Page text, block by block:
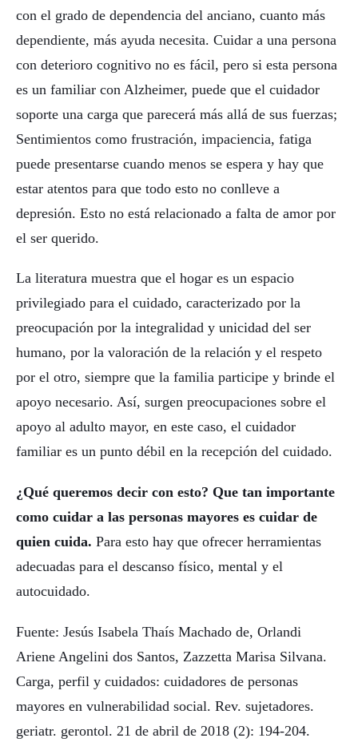
con el grado de dependencia del anciano, cuanto más
dependiente, más ayuda necesita. Cuidar a una persona
con deterioro cognitivo no es fácil, pero si esta persona
es un familiar con Alzheimer, puede que el cuidador
soporte una carga que parecerá más allá de sus fuerzas;
Sentimientos como frustración, impaciencia, fatiga
puede presentarse cuando menos se espera y hay que
estar atentos para que todo esto no conlleve a
depresión. Esto no está relacionado a falta de amor por
el ser querido.
La literatura muestra que el hogar es un espacio
privilegiado para el cuidado, caracterizado por la
preocupación por la integralidad y unicidad del ser
humano, por la valoración de la relación y el respeto
por el otro, siempre que la familia participe y brinde el
apoyo necesario. Así, surgen preocupaciones sobre el
apoyo al adulto mayor, en este caso, el cuidador
familiar es un punto débil en la recepción del cuidado.
¿Qué queremos decir con esto? Que tan importante
como cuidar a las personas mayores es cuidar de
quien cuida. Para esto hay que ofrecer herramientas
adecuadas para el descanso físico, mental y el
autocuidado.
Fuente: Jesús Isabela Thaís Machado de, Orlandi
Ariene Angelini dos Santos, Zazzetta Marisa Silvana.
Carga, perfil y cuidados: cuidadores de personas
mayores en vulnerabilidad social. Rev. sujetadores.
geriatr. gerontol. 21 de abril de 2018 (2): 194-204.